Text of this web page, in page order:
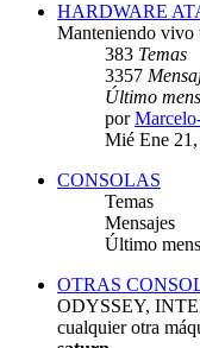
HARDWARE
Manteniendo vivo
383 Temas
3357
Último
por
Mié Ene
CONSOLAS
Temas
Mensajes
Último
OTRAS
ODYSSEY,
cualquier otra